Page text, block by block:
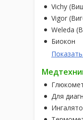
Vichy
Vigor
Weleda
Биокон
Для